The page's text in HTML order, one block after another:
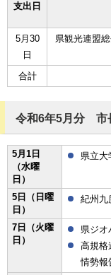
支出日
5月30
日
県観光連盟
合計
令和6年5月分 市
5月1日
（水曜
日）
県立大
5日（日曜
日）
紀州九
7日（火曜
日）
県ジオ
高規格
情勢報